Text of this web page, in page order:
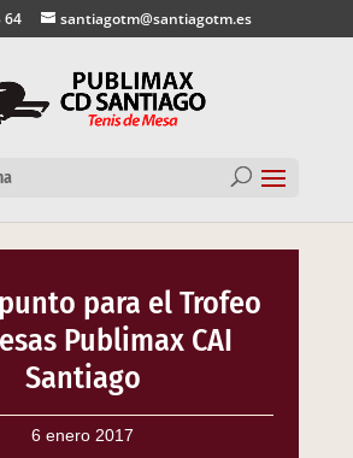
64 santiagotm@santiagotm.es
para el Trofeo
Publimax CAI
Santiago
6 enero 2017